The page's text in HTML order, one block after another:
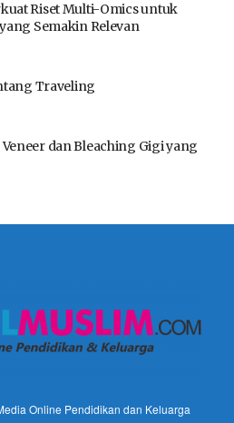
Riset Multi-Omics untuk
Semakin Relevan
Traveling
dan Bleaching Gigi yang
Online Pendidikan dan Keluarga